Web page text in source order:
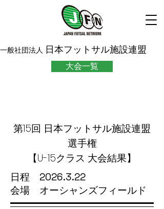
一般社団法人 日本フットサル施設連盟
大会一覧
第15回 日本フットサル施設連盟
選手権
【U-15クラス 大会結果】
日程 2026.3.22
会場 オーシャンズフィールド